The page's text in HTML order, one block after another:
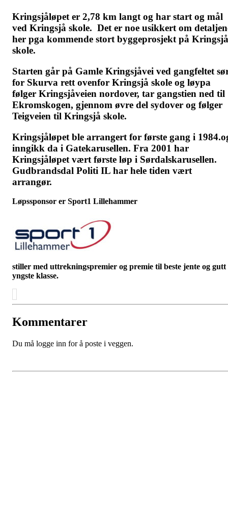
Kringsjåløpet er 2,78 km langt og har start og mål
ved Kringsjå skole. Det er noe usikkert om
her pga kommende stort byggeprosjekt på Kringsjå
skole.
Starten går på Gamle Kringsjåvei ved gangfeltet
for Skurva rett ovenfor Kringsjå skole og løypa
følger Kringsjåveien nordover, tar gangstien ned til
Ekromskogen, gjennom øvre del sydover og følger
Teigveien til Kringsjå skole.
Kringsjåløpet ble arrangert for første gang i
inngikk da i Gatekarusellen. Fra 2001 har
Kringsjåløpet vært første løp i Sørdalskarusellen.
Gudbrandsdal Politi IL har hele tiden vært
arrangør.
Løpssponsor er Sport1 Lillehammer
stiller med uttrekningspremier og premie til beste jente og gutt
yngste klasse.
Kommentarer
Du må logge inn for å poste i veggen.